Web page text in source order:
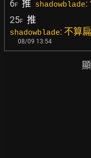
6F 推 shadowblade:
25F 推
shadowblade: 不算
08/09 13:54